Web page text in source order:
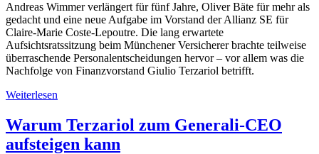
Andreas Wimmer verlängert für fünf Jahre, Oliver Bäte für mehr als
gedacht und eine neue Aufgabe im Vorstand der Allianz SE für
Claire-Marie Coste-Lepoutre. Die lang erwartete
Aufsichtsratssitzung beim Münchener Versicherer brachte teilweise
überraschende Personalentscheidungen hervor – vor allem was die
Nachfolge von Finanzvorstand Giulio Terzariol betrifft.
Weiterlesen
Warum Terzariol zum Generali-CEO
aufsteigen kann